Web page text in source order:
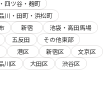
四ツ谷・麹町
川・田町・浜松町
新宿
池袋・高田馬場
五反田
その他東部
港区 新宿区
文京区
川区 大田区
渋谷区